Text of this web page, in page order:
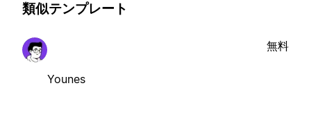
類似テンプレート
Younes
無料